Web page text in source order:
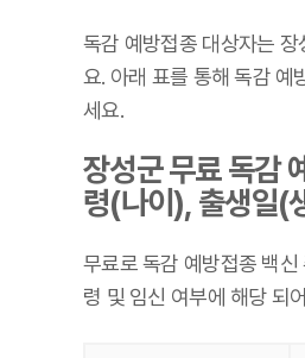
독감 예방접종 대상자는
요. 아래 표를 통해 독감 예
세요.
장성군 무료 독감
령(나이), 출생일(
무료로 독감 예방접종 백
령 및 임신 여부에 해당 되